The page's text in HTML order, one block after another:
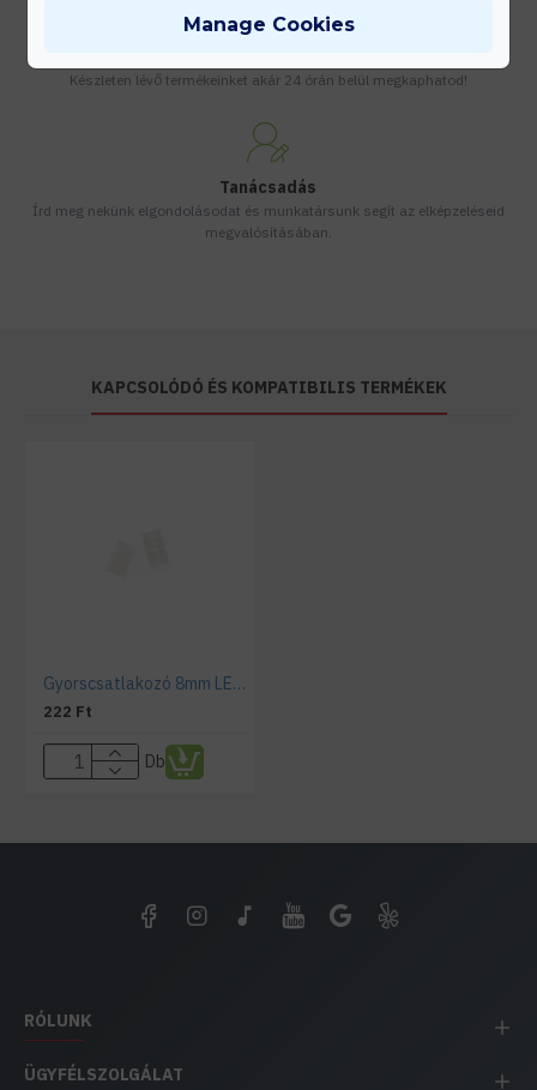
Készleten lévő termékeinket akár 24 órán belül megkaphatod!
Tanácsadás
Írd meg nekünk elgondolásodat és munkatársunk segít az elképzeléseid
megvalósításában.
KAPCSOLÓDÓ ÉS KOMPATIBILIS TERMÉKEK
Gyorscsatlakozó 8mm LED szalaghoz
222 Ft
Db
RÓLUNK
ÜGYFÉLSZOLGÁLAT
Manage Cookies